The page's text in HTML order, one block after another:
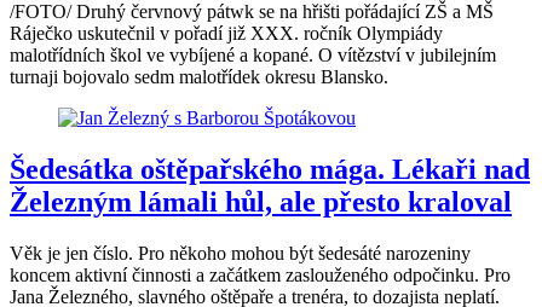
/FOTO/ Druhý červnový pátwk se na hřišti pořádající ZŠ a MŠ
Ráječko uskutečnil v pořadí již XXX. ročník Olympiády
malotřídních škol ve vybíjené a kopané. O vítězství v jubilejním
turnaji bojovalo sedm malotřídek okresu Blansko.
Šedesátka oštěpařského mága. Lékaři nad
Železným lámali hůl, ale přesto kraloval
Věk je jen číslo. Pro někoho mohou být šedesáté narozeniny
koncem aktivní činnosti a začátkem zaslouženého odpočinku. Pro
Jana Železného, slavného oštěpaře a trenéra, to dozajista neplatí.